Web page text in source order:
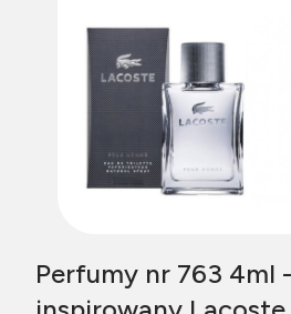
Perfumy nr 763 4ml